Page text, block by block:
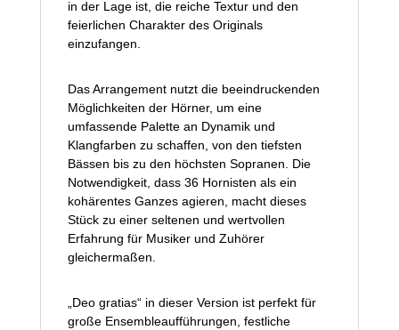
in der Lage ist, die reiche Textur und den
feierlichen Charakter des Originals
einzufangen.
Das Arrangement nutzt die beeindruckenden
Möglichkeiten der Hörner, um eine
umfassende Palette an Dynamik und
Klangfarben zu schaffen, von den tiefsten
Bässen bis zu den höchsten Sopranen. Die
Notwendigkeit, dass 36 Hornisten als ein
kohärentes Ganzes agieren, macht dieses
Stück zu einer seltenen und wertvollen
Erfahrung für Musiker und Zuhörer
gleichermaßen.
„Deo gratias“ in dieser Version ist perfekt für
große Ensembleaufführungen, festliche